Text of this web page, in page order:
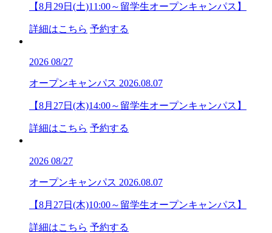
【8月29日(土)11:00～留学生オープンキャンパス】
詳細はこちら 予約する
2026 08/27
オープンキャンパス 2026.08.07
【8月27日(木)14:00～留学生オープンキャンパス】
詳細はこちら 予約する
2026 08/27
オープンキャンパス 2026.08.07
【8月27日(木)10:00～留学生オープンキャンパス】
詳細はこちら 予約する